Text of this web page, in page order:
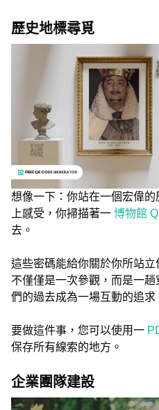
歷史地標尋覓
想像一下：你站在一個宏偉
上感受，你掃描著一 博物館
去。
這些密碼能給你關於你所站
不僅僅是一次參觀，而是一
們的過去成為一場互動的追
要做這件事，您可以使用一
保存所有線索的地方。
企業團隊建設